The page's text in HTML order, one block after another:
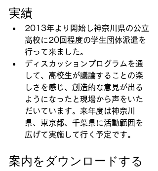
実績
2013年より開始し神奈川県の公立
高校に20回程度の学生団体派遣を
行って来ました。
ディスカッションプログラムを通
して、高校生が議論することの楽
しさを感じ、創造的な意見が出る
ようになったと現場から声をいた
だいています。来年度は神奈川
県、東京都、千葉県に活動範囲を
広げて実施して行く予定です。
案内をダウンロードする